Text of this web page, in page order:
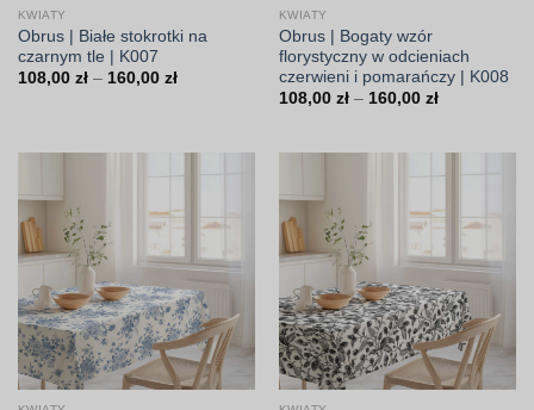
KWIATY
Obrus | Białe stokrotki na
czarnym tle | K007
108,00 zł – 160,00 złZakres
160,00 zł
KWIATY
Obrus | Bogaty wzór
florystyczny w odcieniach
czerwieni i pomarańczy | K008
108,00 zł – 160,00 złZakres
160,00 zł